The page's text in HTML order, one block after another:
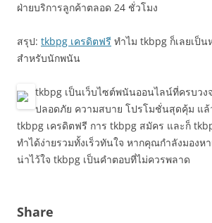
ฝ่ายบริการลูกค้าตลอด 24 ชั่วโมง
สรุป: tkbpg เครดิตฟรี ทำไม tkbpg ก็เลยเป็
สำหรับนักพนัน
tkbpg เป็นเว็บไซต์พนันออนไลน์ที่ครบวง
ปลอดภัย ความสบาย โปรโมชั่นสุดคุ้ม แล้
tkbpg เครดิตฟรี การ tkbpg สมัคร และก็
ทำได้ง่ายรวมทั้งเร็วทันใจ หากคุณกำลังมองห
น่าไว้ใจ tkbpg เป็นคำตอบที่ไม่ควรพลาด
Share